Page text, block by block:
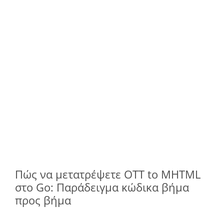
Πώς να μετατρέψετε OTT to MHTML
στο Go: Παράδειγμα κώδικα βήμα
προς βήμα